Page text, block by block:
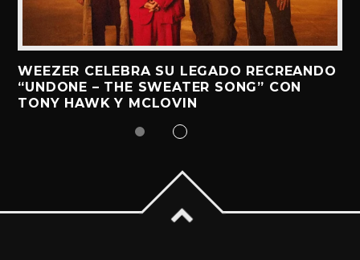
WEEZER CELEBRA SU LEGADO RECREANDO
“UNDONE – THE SWEATER SONG” CON
TONY HAWK Y MCLOVIN